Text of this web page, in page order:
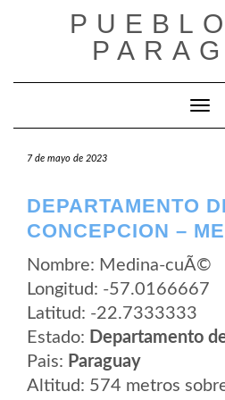
7 de mayo de 2023
DEPARTAMENTO
CONCEPCION –
Nombre: Medina-cuÃ©
Longitud: -57.0166667
Latitud: -22.7333333
Estado: Departamento
Pais: Paraguay
Altitud: 574 metros